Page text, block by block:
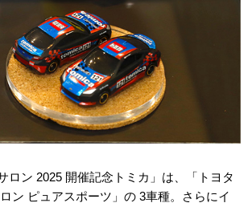
ン 2025 開催記念トミカ」は、「トヨタ
ン ピュアスポーツ」の 3車種。さらにイ